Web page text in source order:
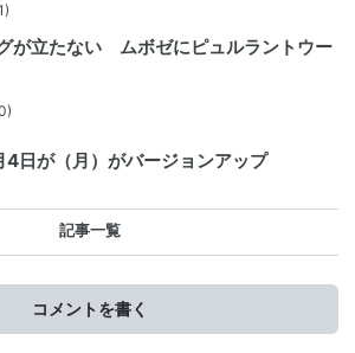
が立たない ムボゼにピュルラントウー
日が（月）がバージョンアップ
記事一覧
コメントを書く